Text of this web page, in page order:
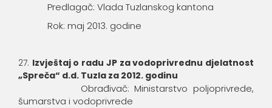
Predlagač: Vlada Tuzlanskog kantona
Rok: maj 2013. godine
Izvještaj o radu JP za vodoprivrednu djelatnost
„Spreča“ d.d. Tuzla za 2012. godinu
Obrađivač: Ministarstvo poljoprivrede,
šumarstva i vodoprivrede